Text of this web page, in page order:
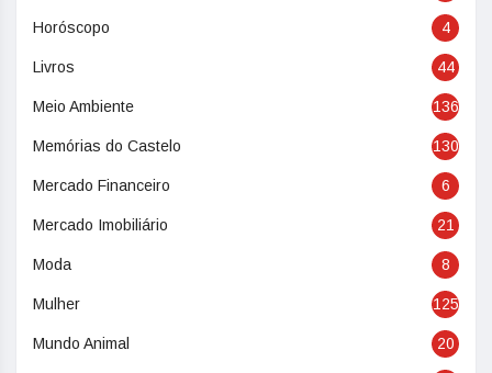
Horóscopo 4
Livros 44
Meio Ambiente 136
Memórias do Castelo 130
Mercado Financeiro 6
Mercado Imobiliário 21
Moda 8
Mulher 125
Mundo Animal 20